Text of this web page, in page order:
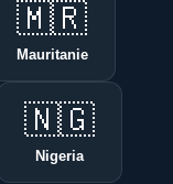
🇲🇷
Mauritanie
🇳🇬
Nigeria